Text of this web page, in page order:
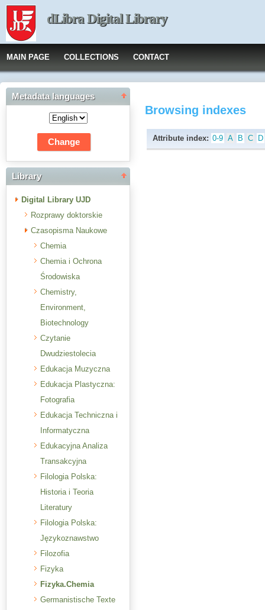
dLibra Digital Library
MAIN PAGE COLLECTIONS CONTACT
Metadata languages
Library
Digital Library UJD
Rozprawy doktorskie
Czasopisma Naukowe
Chemia
Chemia i Ochrona
Środowiska
Chemistry,
Environment,
Biotechnology
Czytanie
Dwudziestolecia
Edukacja Muzyczna
Edukacja Plastyczna:
Fotografia
Edukacja Techniczna i
Informatyczna
Edukacyjna Analiza
Transakcyjna
Filologia Polska:
Historia i Teoria
Literatury
Filologia Polska:
Językoznawstwo
Filozofia
Fizyka
Fizyka.Chemia
Germanistische Texte
Browsing indexes
Attribute index: 0-9 A B C D